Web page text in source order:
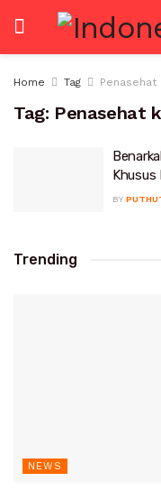
Home Tag Penasehat
Tag: Penasehat
Khusus
BY
Trending
NEWS